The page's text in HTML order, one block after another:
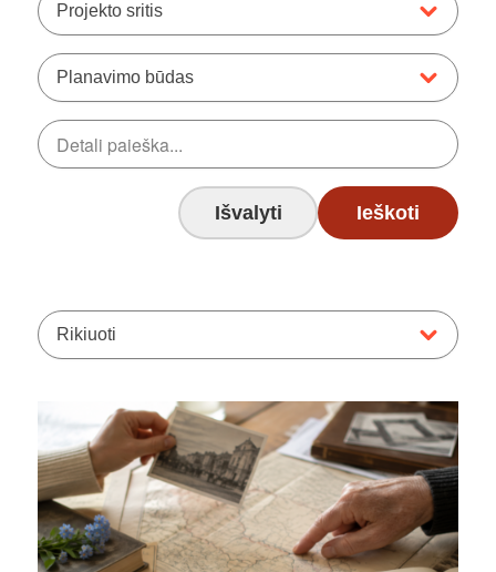
Projekto sritis
Planavimo būdas
Išvalyti Ieškoti
Rikiuoti